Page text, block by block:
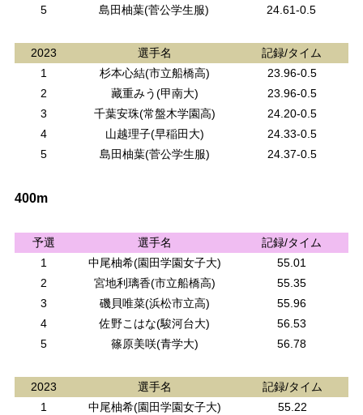
5
島田柚葉(菅公学生服) 24.61-0.5
2023 選手名
記録/タイム
1
杉本心結(市立船橋高)
23.96-0.5
2
藏重みう(甲南大)
23.96-0.5
3
千葉安珠(常盤木学園高)
24.20-0.5
4
山越理子(早稲田大)
24.33-0.5
5
島田柚葉(菅公学生服) 24.37-0.5
400m
予選 選手名
記録/タイム
1
中尾柚希(園田学園女子大)
55.01
2
宮地利璃香(市立船橋高)
55.35
3
磯貝唯菜(浜松市立高)
55.96
4
佐野こはな(駿河台大)
56.53
5
篠原美咲(青学大) 56.78
2023 選手名
記録/タイム
1
中尾柚希(園田学園女子大)
55.22